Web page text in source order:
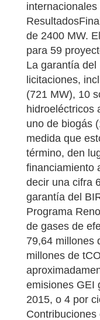
de 2400 MW.
para 59
La garantía del
licitaciones,
(721 MW), 10
hidroeléctricos
uno de biogás
medida que
término, den
financiamiento
decir una cifra
garantía del
Programa
de gases de
79,64 millones
millones de
emisiones GEI
2015, o 4 por
Contribuciones